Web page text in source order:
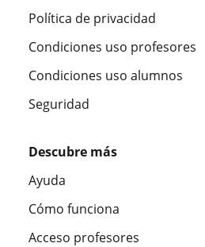
Política de privacidad
Condiciones uso profesores
Condiciones uso alumnos
Seguridad
Descubre más
Ayuda
Cómo funciona
Acceso profesores